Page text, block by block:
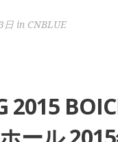
日in CNBLUE